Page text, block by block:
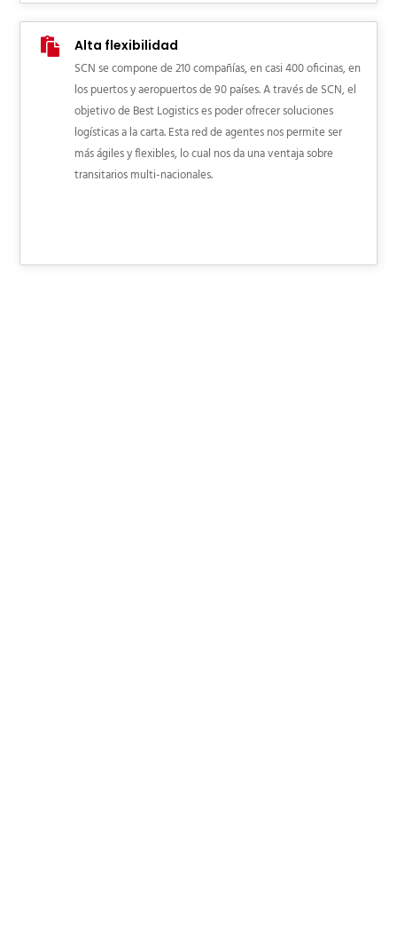
Alta flexibilidad
SCN se compone de 210 compañías, en casi 400 oficinas, en
los puertos y aeropuertos de 90 países. A través de SCN, el
objetivo de Best Logistics es poder ofrecer soluciones
logísticas a la carta. Esta red de agentes nos permite ser
más ágiles y flexibles, lo cual nos da una ventaja sobre
transitarios multi-nacionales.